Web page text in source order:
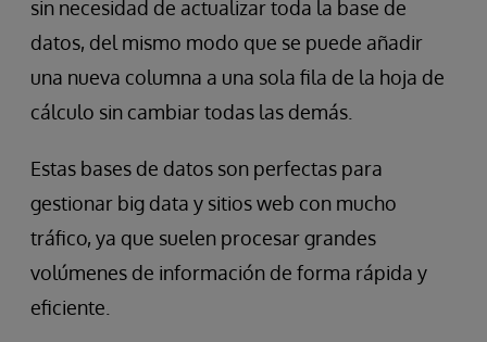
sin necesidad de actualizar toda la base de
datos, del mismo modo que se puede añadir
una nueva columna a una sola fila de la hoja de
cálculo sin cambiar todas las demás.
Estas bases de datos son perfectas para
gestionar big data y sitios web con mucho
tráfico, ya que suelen procesar grandes
volúmenes de información de forma rápida y
eficiente.